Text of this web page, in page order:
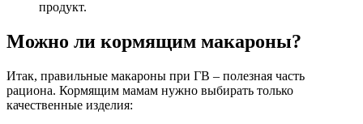
продукт.
Можно ли кормящим макароны?
Итак, правильные макароны при ГВ – полезная часть
рациона. Кормящим мамам нужно выбирать только
качественные изделия: